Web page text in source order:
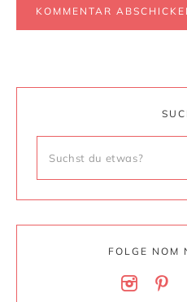
FOLGE NOM